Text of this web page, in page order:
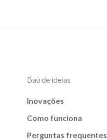
Baú de ideias
Inovações
Como funciona
Perguntas frequentes